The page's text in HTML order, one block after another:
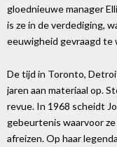
gloednieuwe manager
is ze in de verdediging,
eeuwigheid gevraagd te
De tijd in Toronto,
jaren aan materiaal op.
revue. In 1968 scheidt
gebeurtenis waarvoor
afreizen. Op haar